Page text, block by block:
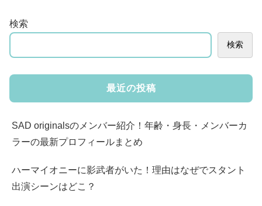
検索
検索
最近の投稿
SAD originalsのメンバー紹介！年齢・身長・メンバーカ
ラーの最新プロフィールまとめ
ハーマイオニーに影武者がいた！理由はなぜでスタント
出演シーンはどこ？